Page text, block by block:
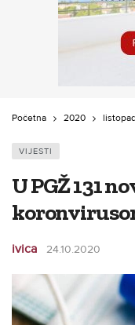
Početna 2020 listopad
VIJESTI
U PGŽ 131
ivica 24.10.2020